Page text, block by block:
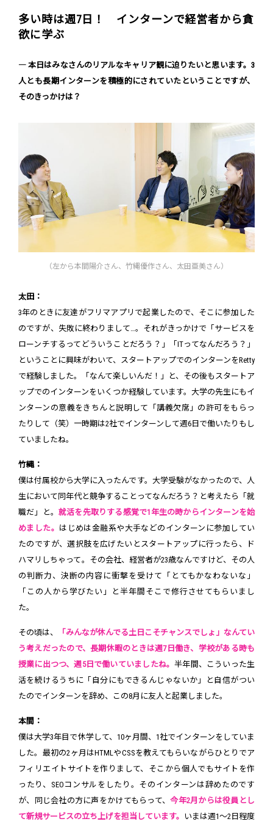
多い時は週7日！ インターンで経営者から貪
欲に学ぶ
― 本日はみなさんのリアルなキャリア観に迫りたいと思います。3
人とも長期インターンを積極的にされていたということですが、
そのきっかけは？
（左から本間陽介さん、竹縄優作さん、太田亜美さん）
太田：
3年のときに友達がフリマアプリで起業したので、そこに参加した
のですが、失敗に終わりまして…。それがきっかけで「サービスを
ローンチするってどういうことだろう？」「ITってなんだろう？」
ということに興味がわいて、スタートアップでのインターンをRetty
で経験しました。「なんて楽しいんだ！」と、その後もスタートア
ップでのインターンをいくつか経験しています。大学の先生にもイ
ンターンの意義をきちんと説明して「講義欠席」の許可をもらっ
たりして（笑）一時期は2社でインターンして週6日で働いたりもし
ていましたね。
竹縄：
僕は付属校から大学に入ったんです。大学受験がなかったので、人
生において同年代と競争することってなんだろう？と考えたら「就
職だ」と。就活を先取りする感覚で1年生の時からインターンを始
めました。 はじめは金融系や大手などのインターンに参加してい
たのですが、選択肢を広げたいとスタートアップに行ったら、ド
ハマリしちゃって。その会社、経営者が23歳なんですけど、その人
の判断力、決断の内容に衝撃を受けて「とてもかなわないな」
「この人から学びたい」と半年間そこで修行させてもらいまし
た。
その頃は、
「みんなが休んでる土日こそチャンスでしょ」なんてい
う考えだったので、長期休暇のときは週7日働き、学校がある時も
授業に出つつ、週5日で働いていましたね。半年間、こういった生
活を続けるうちに「自分にもできるんじゃないか」と自信がつい
たのでインターンを辞め、この8月に友人と起業しました。
本間：
僕は大学3年目で休学して、10ヶ月間、1社でインターンをしていま
した。最初の2ヶ月はHTMLやCSSを教えてもらいながらひとりでア
フィリエイトサイトを作りまして、そこから個人でもサイトを作
ったり、SEOコンサルをしたり。そのインターンは辞めたのです
が、同じ会社の方に声をかけてもらって、今年2月からは役員とし
て新規サービスの立ち上げを担当しています。 いまは週1〜2日程度